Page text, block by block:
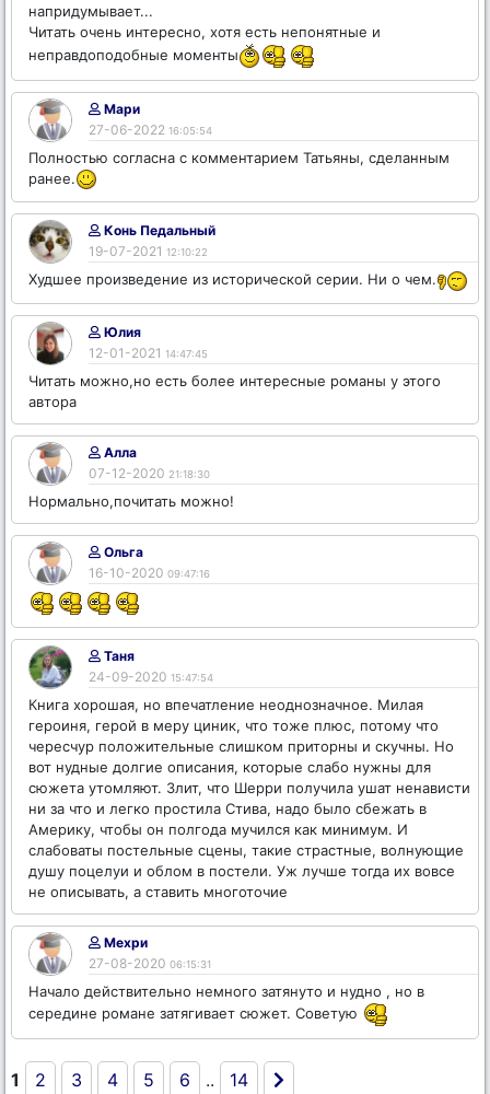
напридумывает...
Читать очень интересно, хотя есть непонятные и
неправдоподобные моменты
Мари
27-06-2022 16:05:54
Полностью согласна с комментарием Татьяны, сделанным
ранее.
Конь Педальный
19-07-2021 12:10:22
Худшее произведение из исторической серии. Ни о чем.
Юлия
12-01-2021 14:47:45
Читать можно,но есть более интересные романы у этого
автора
Алла
07-12-2020 21:18:30
Нормально,почитать можно!
Ольга
16-10-2020 09:47:16
Таня
24-09-2020 15:47:54
Книга хорошая, но впечатление неоднозначное. Милая
героиня, герой в меру циник, что тоже плюс, потому что
чересчур положительные слишком приторны и скучны. Но
вот нудные долгие описания, которые слабо нужны для
сюжета утомляют. Злит, что Шерри получила ушат ненависти
ни за что и легко простила Стива, надо было сбежать в
Америку, чтобы он полгода мучился как минимум. И
слабоваты постельные сцены, такие страстные, волнующие
душу поцелуи и облом в постели. Уж лучше тогда их вовсе
не описывать, а ставить многоточие
Мехри
27-08-2020 06:15:31
Начало действительно немного затянуто и нудно , но в
середине романе затягивает сюжет. Советую
1 2 3 4 5 6 .. 14